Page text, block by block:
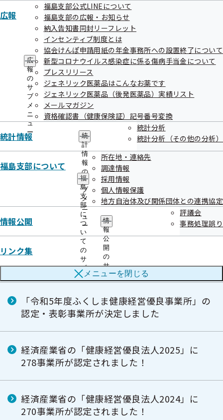
広報
広
報
の
サ
ブ
メ
ニ
ュ
ー
福島支部公式LINEについて
福島支部の広報・お知らせ
納入告知書同封リーフレット
インセンティブ制度とは
協会けんぽ申請用紙の年金事務所への設置終了について
新型コロナウイルス感染症に係る傷病手当金について
プレスリリース
ジェネリック医薬品はこんなお薬です
ジェネリック医薬品（後発医薬品）実績リスト
メールマガジン
資格確認書（健康保険証）記号番号変換
統計情報
統
計
情
報
の
サ
ブ
メ
ニ
ュ
ー
統計分析
統計分析（その他の分析）
福島支部について
福
島
支
部
に
つ
い
て
の
サ
ブ
メ
ー
所在地・連絡先
調達情報
採用情報
個人情報保護
地方自治体及び関係団体との連携協定
情報公開
情
報
公
開
の
サ
ブ
メ
ュ
ー
評議会
事務処理誤り
リンク集
メニューを閉じる
健康づくりDVDの無料貸し出しを始めまし
た！
令和7年度「オンライン禁煙セミナー」を開催
します
令和6年度「メンタルヘルスセミナー」を開催
します
「ふくしま健康経営優良事業所」認定制度
「令和7年度ふくしま健康経営優良事業所」の
認定・表彰事業所が決定しました
「令和6年度ふくしま健康経営優良事業所」の
認定・表彰事業所が決定しました
「令和5年度ふくしま健康経営優良事業所」の
認定・表彰事業所が決定しました
経済産業省の「健康経営優良法人2025」に
278事業所が認定されました！
経済産業省の「健康経営優良法人2024」に
270事業所が認定されました！